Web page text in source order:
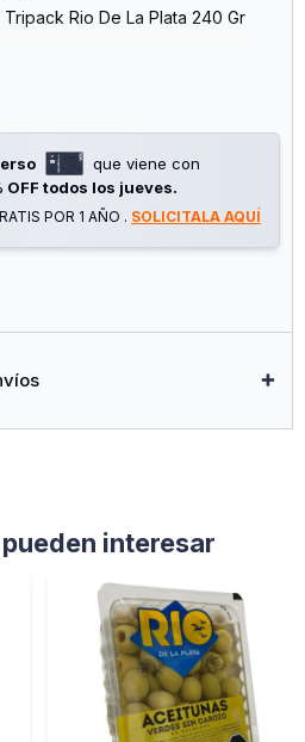
Rio De La Plata 240 Gr
que viene con
OFF todos los jueves.
POR 1 AÑO . SOLICITALA AQUÍ
interesar